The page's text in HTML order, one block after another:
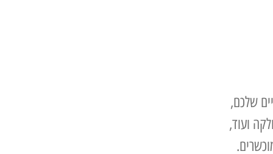
שלכם,